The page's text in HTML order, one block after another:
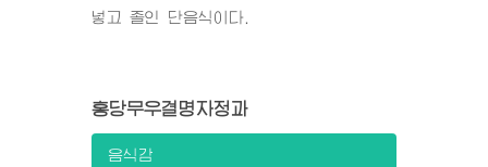
넣고 졸인 단음식이다.
홍당무우결명자정과
음식감